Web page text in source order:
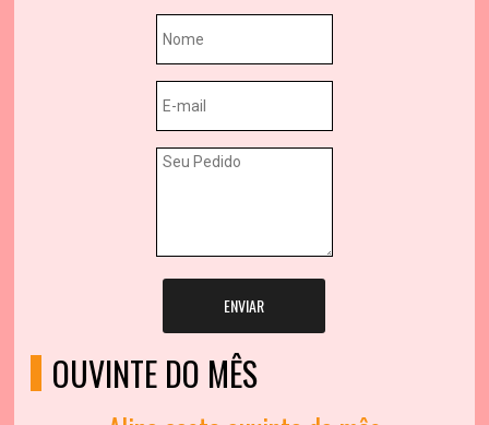
ENVIAR
OUVINTE DO MÊS